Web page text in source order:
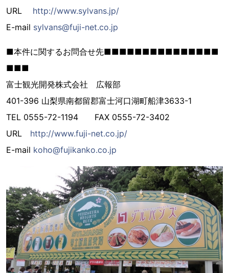
URL http://www.sylvans.jp/
E-mail sylvans@fuji-net.co.jp
■本件に関するお問合せ先■■■■■■■■■■■■■■■
■■■
富士観光開発株式会社 広報部
401-396 山梨県南都留郡富士河口湖町船津3633-1
TEL 0555-72-1194 FAX 0555-72-3402
URL http://www.fuji-net.co.jp/
E-mail koho@fujikanko.co.jp